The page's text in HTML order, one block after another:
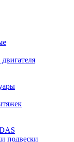
подвески